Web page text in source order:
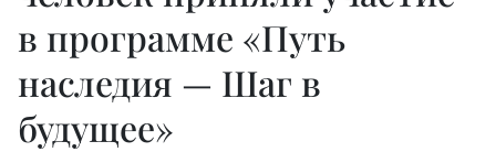
в программе «Путь
наследия — Шаг в
будущее»